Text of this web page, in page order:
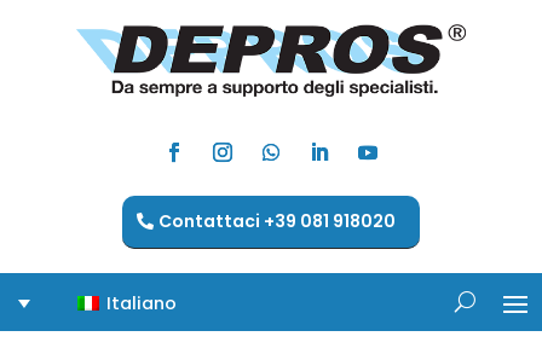
Contattaci +39 081 918020
Italiano